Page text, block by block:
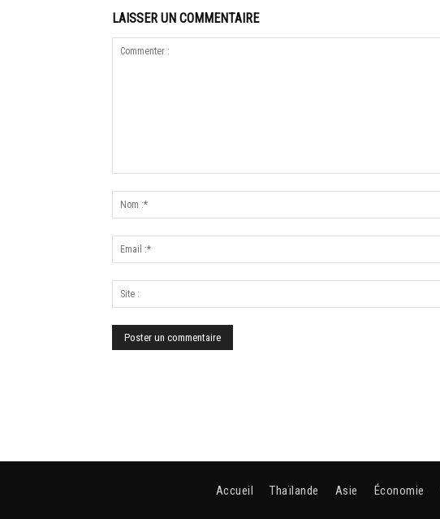
LAISSER UN COMMENTAIRE
Accueil Thaïlande Asie Économie